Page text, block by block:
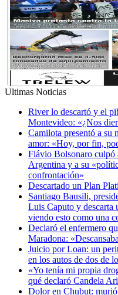
Ultimas Noticias
River lo descartó y el
Montevideo: «¿Nos
Camilota presentó a su
amor: «Hoy, por fin,
Flávio Bolsonaro culpó
Argentina y a su
confrontación»
Descartado un Plan
Santiago Bausili,
Luis Caputo y descarta
viendo esto como una
Declaró el enfermero
Maradona:
Juicio por Loan: un
en los autos de dos de
«Yo tenía mi propia
qué declaró Candela
Dolor en Chubut: